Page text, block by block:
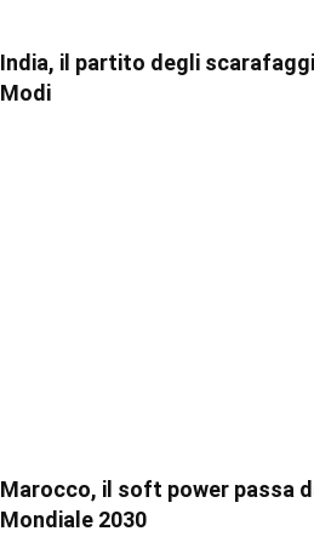
India, il partito degli
Modi
Marocco, il soft power passa
Mondiale 2030